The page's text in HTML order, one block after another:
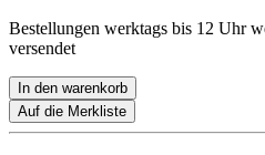
Bestellungen werktags bis 12 Uhr
versendet
In den warenkorb
Auf die Merkliste